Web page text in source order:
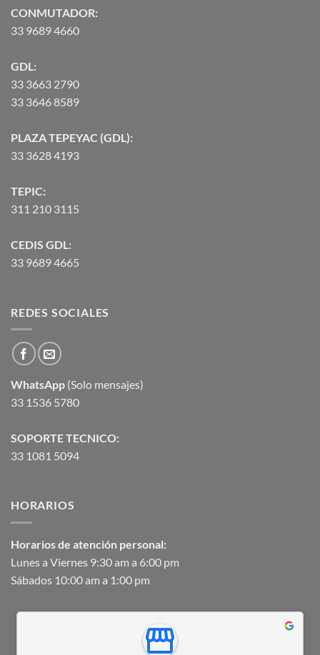
CONMUTADOR:
33 9689 4660
GDL:
33 3663 2790
33 3646 8589
PLAZA TEPEYAC (GDL):
33 3628 4193
TEPIC:
311 210 3115
CEDIS GDL:
33 9689 4665
REDES SOCIALES
WhatsApp (Solo mensajes)
33 1536 5780
SOPORTE TECNICO:
33 1081 5094
HORARIOS
Horarios de atención personal:
Lunes a Viernes 9:30 am a 6:00 pm
Sábados 10:00 am a 1:00 pm